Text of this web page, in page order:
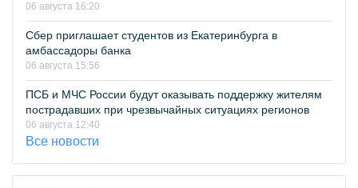
06 августа 16:20
Сбер приглашает студентов из Екатеринбурга в
амбассадоры банка
06 августа 15:56
ПСБ и МЧС России будут оказывать поддержку жителям
пострадавших при чрезвычайных ситуациях регионов
06 августа 12:40
Все новости